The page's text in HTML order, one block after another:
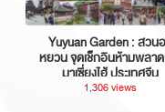
Yuyuan Garden : สวน
หยวน จุดเช็กอินห้ามพลาด
มาเซี่ยงไฮ้ ประเทศจีน
1,306 views